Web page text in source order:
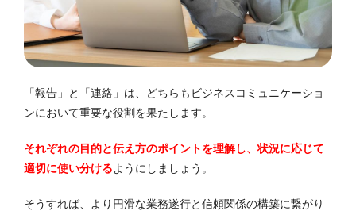
「報告」と「連絡」は、どちらもビジネスコミュニケーショ
ンにおいて重要な役割を果たします。
それぞれの目的と伝え方のポイントを理解し、状況に応じて
適切に使い分けるようにしましょう。
そうすれば、より円滑な業務遂行と信頼関係の構築に繋がり